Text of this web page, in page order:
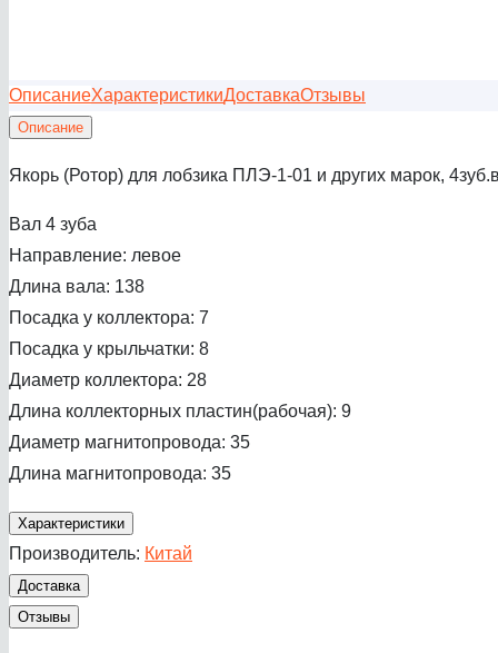
ОписаниеХарактеристикиДоставкаОтзывы
Описание
Якорь (Ротор) для лобзика ПЛЭ-1-01 и других марок,
Вал 4 зуба
Направление: левое
Длина вала: 138
Посадка у коллектора: 7
Посадка у крыльчатки: 8
Диаметр коллектора: 28
Длина коллекторных пластин(рабочая): 9
Диаметр магнитопровода: 35
Длина магнитопровода: 35
Характеристики
Производитель: Китай
Доставка
Отзывы